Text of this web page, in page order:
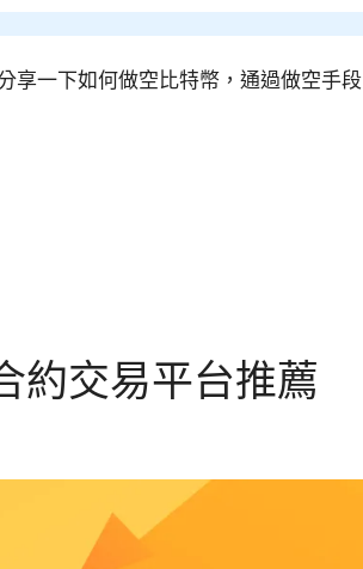
享一下如何做空比特幣，通過做空手段
約交易平台推薦